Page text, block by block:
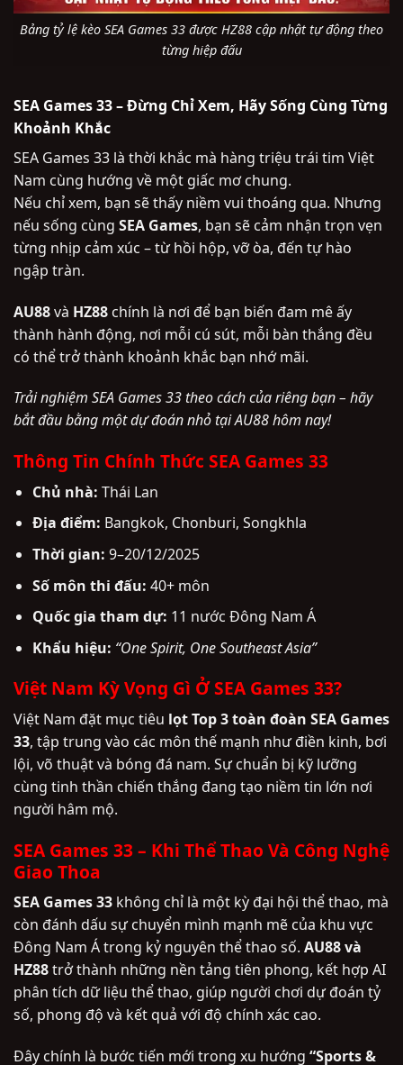
Bảng tỷ lệ kèo SEA Games 33 được HZ88 cập nhật tự động theo
từng hiệp đấu
SEA Games 33 – Đừng Chỉ Xem, Hãy Sống Cùng Từng
Khoảnh Khắc
SEA Games 33 là thời khắc mà hàng triệu trái tim Việt
Nam cùng hướng về một giấc mơ chung.
Nếu chỉ xem, bạn sẽ thấy niềm vui thoáng qua. Nhưng
nếu sống cùng SEA Games, bạn sẽ cảm nhận trọn vẹn
từng nhịp cảm xúc – từ hồi hộp, vỡ òa, đến tự hào
ngập tràn.
AU88và HZ88 chính là nơi để bạn biến đam mê ấy
thành hành động, nơi mỗi cú sút, mỗi bàn thắng đều
có thể trở thành khoảnh khắc bạn nhớ mãi.
Trải nghiệm SEA Games 33 theo cách của riêng bạn – hãy
bắt đầu bằng một dự đoán nhỏ tại AU88 hôm nay!
Thông Tin Chính Thức SEA Games 33
Chủ nhà: Thái Lan
Địa điểm: Bangkok, Chonburi, Songkhla
Thời gian: 9–20/12/2025
Số môn thi đấu: 40+ môn
Quốc gia tham dự: 11 nước Đông Nam Á
Khẩu hiệu: “One Spirit, One Southeast Asia”
Việt Nam Kỳ Vọng Gì Ở SEA Games 33?
Việt Nam đặt mục tiêu lọt Top 3 toàn đoàn SEA Games
33, tập trung vào các môn thế mạnh như điền kinh, bơi
lội, võ thuật và bóng đá nam. Sự chuẩn bị kỹ lưỡng
cùng tinh thần chiến thắng đang tạo niềm tin lớn nơi
người hâm mộ.
SEA Games 33 – Khi Thể Thao Và Công Nghệ
Giao Thoa
SEA Games 33 không chỉ là một kỳ đại hội thể thao, mà
còn đánh dấu sự chuyển mình mạnh mẽ của khu vực
Đông Nam Á trong kỷ nguyên thể thao số. AU88 và
HZ88trở thành những nền tảng tiên phong, kết hợp AI
phân tích dữ liệu thể thao, giúp người chơi dự đoán tỷ
số, phong độ và kết quả với độ chính xác cao.
Đây chính là bước tiến mới trong xu hướng “Sports &